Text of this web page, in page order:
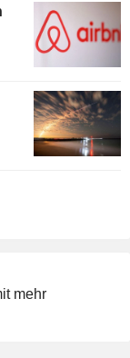
mehr